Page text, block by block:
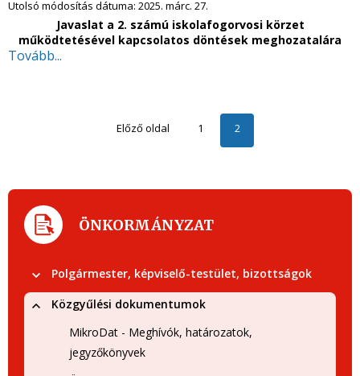
Utolsó módosítás dátuma: 2025. márc. 27.
Javaslat a 2. számú iskolafogorvosi körzet
működtetésével kapcsolatos döntések meghozatalára
Tovább...
Előző oldal 1 2
ÖNKORMÁNYZAT
Polgármester, képviselő-testület, bizottságok
Közgyűlési dokumentumok
MikroDat - Meghívók, határozatok,
jegyzőkönyvek